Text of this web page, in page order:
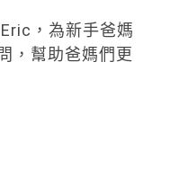
，為新手爸媽
，幫助爸媽們更